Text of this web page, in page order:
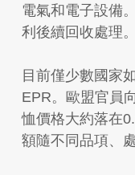
電氣和電子設備
利後續回收處理。
目前僅少數國家
EPR。歐盟官員
恤價格大約落在
額隨不同品項、